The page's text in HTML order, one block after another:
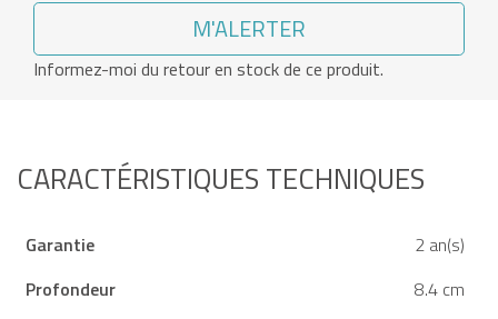
M'ALERTER
Informez-moi du retour en stock de ce produit.
CARACTÉRISTIQUES TECHNIQUES
Garantie
2 an(s)
Profondeur
8.4 cm